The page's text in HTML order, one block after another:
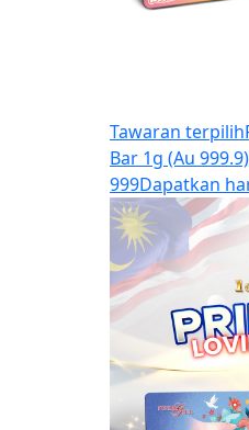
Tawaran terpilih
Bar 1g (Au
999Dapatkan